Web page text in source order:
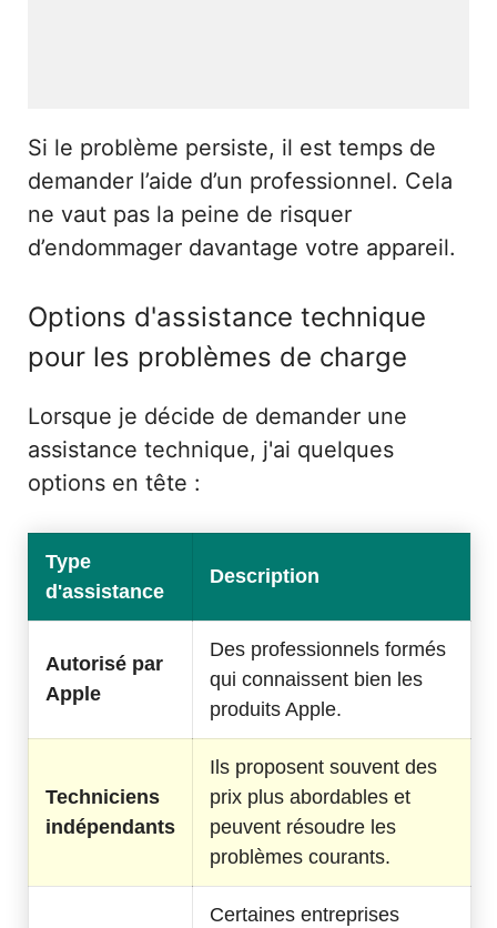
Si le problème persiste, il est temps de
demander l’aide d’un professionnel. Cela
ne vaut pas la peine de risquer
d’endommager davantage votre appareil.
Options d'assistance technique
pour les problèmes de charge
Lorsque je décide de demander une
assistance technique, j'ai quelques
options en tête :
Type
d'assistance
Description
Autorisé par
Apple
Des professionnels formés
qui connaissent bien les
produits Apple.
Techniciens
indépendants
Ils proposent souvent des
prix plus abordables et
peuvent résoudre les
problèmes courants.
Certaines entreprises